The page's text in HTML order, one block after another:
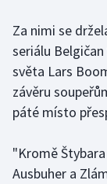
Krasobruslení
Lezení
Lyže a
Moderní
Za nimi se
seriálu
světa Lars
závěru
páté místo
"Kromě
Ausbuher a